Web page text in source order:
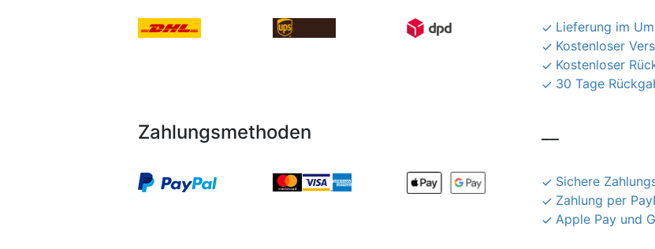
Lieferung im
Kostenloser
Kostenloser
30 Tage
Zahlungsmethoden
Sichere
Zahlung per
Apple Pay und